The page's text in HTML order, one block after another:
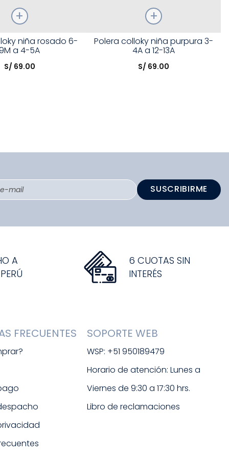
niña rosado 6-
a 4-5A
S/ 69.00
Talla
Elige una opción
Polera colloky niña purpura 3-
4A a 12-13A
S/ 69.00
SUSCRIBIRME
A
6 CUOTAS SIN
INTERÉS
FRECUENTES SOPORTE WEB
WSP: +51 950189479
Horario de atención: Lunes a
Viernes de 9:30 a 17:30 hrs.
Libro de reclamaciones